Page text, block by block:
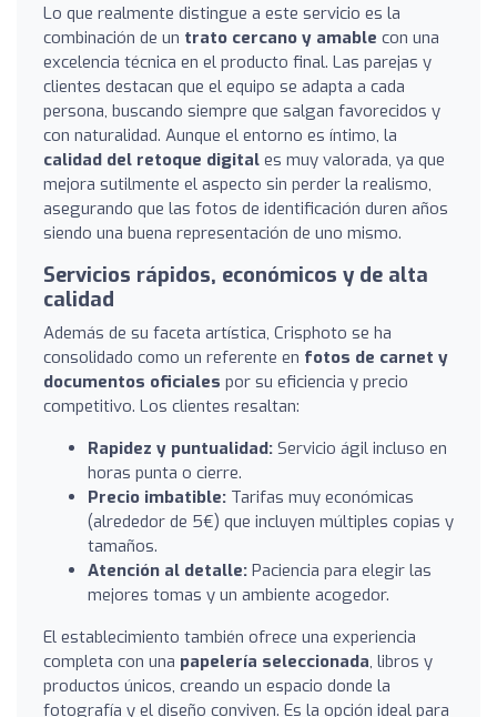
Lo que realmente distingue a este servicio es la
combinación de un trato cercano y amable con una
excelencia técnica en el producto final. Las parejas y
clientes destacan que el equipo se adapta a cada
persona, buscando siempre que salgan favorecidos y
con naturalidad. Aunque el entorno es íntimo, la
calidad del retoque digital es muy valorada, ya que
mejora sutilmente el aspecto sin perder la realismo,
asegurando que las fotos de identificación duren años
siendo una buena representación de uno mismo.
Servicios rápidos, económicos y de alta
calidad
Además de su faceta artística, Crisphoto se ha
consolidado como un referente en fotos de carnet y
documentos oficiales por su eficiencia y precio
competitivo. Los clientes resaltan:
Rapidez y puntualidad: Servicio ágil incluso en
horas punta o cierre.
Precio imbatible: Tarifas muy económicas
(alrededor de 5€) que incluyen múltiples copias y
tamaños.
Atención al detalle: Paciencia para elegir las
mejores tomas y un ambiente acogedor.
El establecimiento también ofrece una experiencia
completa con una papelería seleccionada, libros y
productos únicos, creando un espacio donde la
fotografía y el diseño conviven. Es la opción ideal para